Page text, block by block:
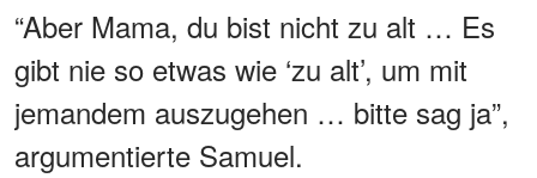
“Aber Mama, du bist nicht zu alt … Es
gibt nie so etwas wie ‘zu alt’, um mit
jemandem auszugehen … bitte sag ja”,
argumentierte Samuel.